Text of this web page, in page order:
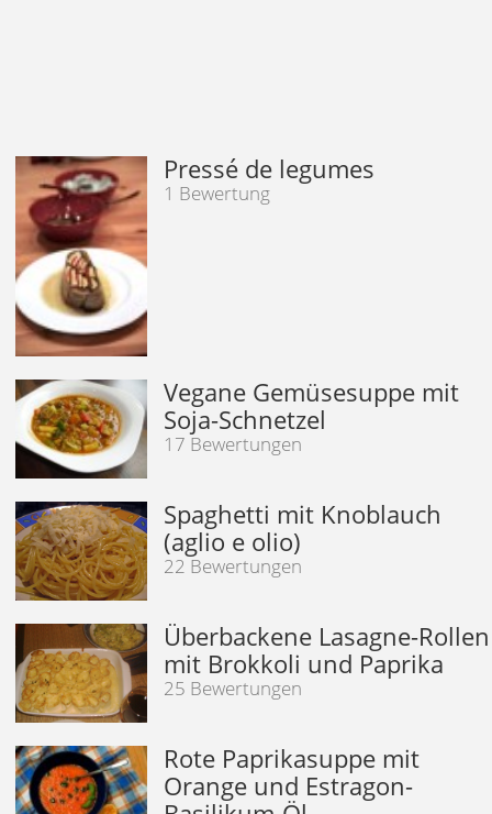
Pressé de legumes
1 Bewertung
Vegane Gemüsesuppe mit
Soja-Schnetzel
17 Bewertungen
Spaghetti mit Knoblauch
(aglio e olio)
22 Bewertungen
Überbackene Lasagne-Rollen
mit Brokkoli und Paprika
25 Bewertungen
Rote Paprikasuppe mit
Orange und Estragon-